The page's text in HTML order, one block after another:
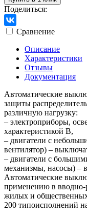
Поделиться:
Сравнение
Описание
Характеристики
Отзывы
Документация
Автоматические
защиты
различную нагрузку:
– электроприборы,
характеристикой В,
– двигатели с
вентилятор) –
– двигатели с
механизмы, насосы) –
Автоматические
применению в вводно-
жилых и
200 типоисполнений